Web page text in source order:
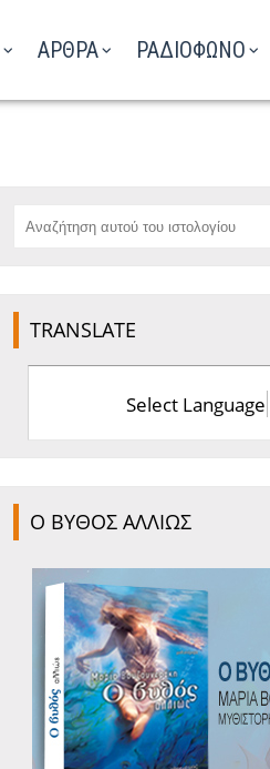
ΑΡΘΡΑ ΡΑΔΙΟΦΩΝΟ
TRANSLATE
Select Language
Ο ΒΥΘΟΣ ΑΛΛΙΩΣ